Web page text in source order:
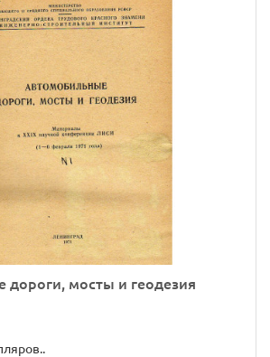
дороги, мосты и геодезия